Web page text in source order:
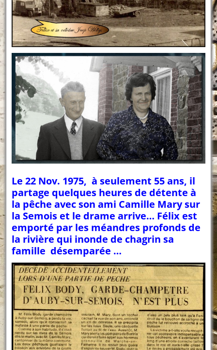
Le 22 Nov. 1975, à seulement 55 ans, il
partage quelques heures de détente à
la pêche avec son ami Camille Mary sur
la Semois et le drame arrive… Félix est
emporté par les méandres profonds de
la rivière qui inonde de chagrin sa
famille désemparée …